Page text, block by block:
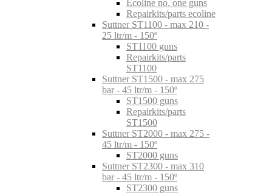
Ecoline no. one guns
Repairkits/parts ecoline
Suttner ST1100 - max 210 -
25 ltr/m - 150º
ST1100 guns
Repairkits/parts
ST1100
Suttner ST1500 - max 275
bar - 45 ltr/m - 150º
ST1500 guns
Repairkits/parts
ST1500
Suttner ST2000 - max 275 -
45 ltr/m - 150º
ST2000 guns
Suttner ST2300 - max 310
bar - 45 ltr/m - 150º
ST2300 guns